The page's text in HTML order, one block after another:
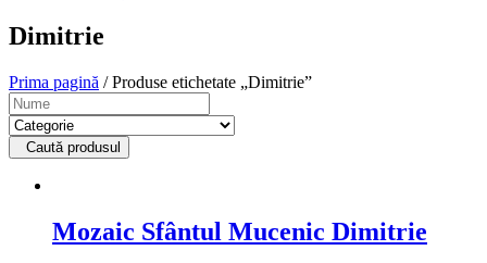
Dimitrie
Prima pagină / Produse etichetate „Dimitrie”
Caută produsul
Mozaic Sfântul Mucenic Dimitrie